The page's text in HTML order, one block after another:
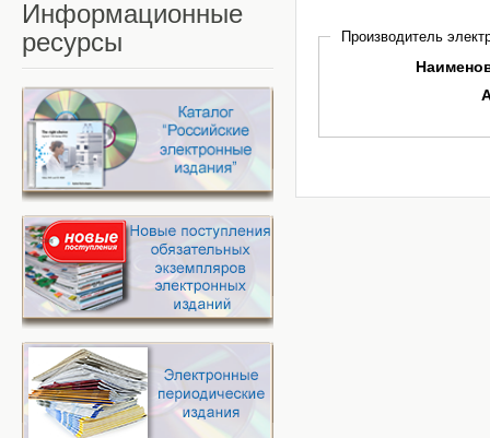
Производитель
Информационные
ресурсы